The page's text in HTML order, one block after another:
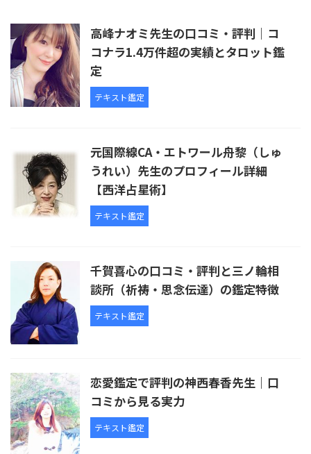
高峰ナオミ先生の口コミ・評判｜コ
コナラ1.4万件超の実績とタロット鑑
定
テキスト鑑定
元国際線CA・エトワール舟黎（しゅ
うれい）先生のプロフィール詳細
【西洋占星術】
テキスト鑑定
千賀喜心の口コミ・評判と三ノ輪相
談所（祈祷・思念伝達）の鑑定特徴
テキスト鑑定
恋愛鑑定で評判の神西春香先生｜口
コミから見る実力
テキスト鑑定